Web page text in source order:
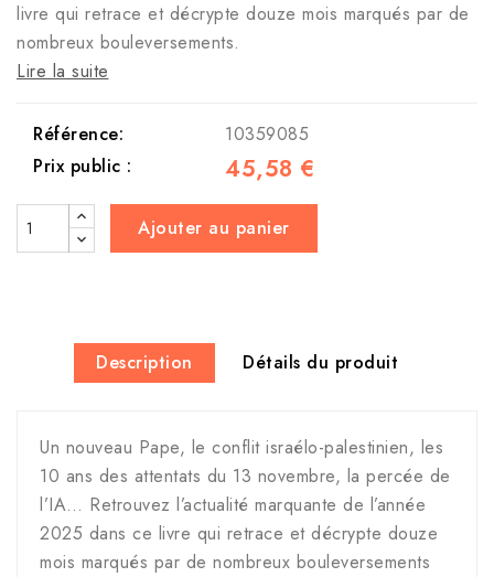
livre qui retrace et décrypte douze mois marqués par de
nombreux bouleversements.
Lire la suite
Référence:
10359085
Prix public :
45,58 €
Ajouter au panier
Description Détails du produit
Un nouveau Pape, le conflit israélo-palestinien, les
10 ans des attentats du 13 novembre, la percée de
l’IA… Retrouvez l’actualité marquante de l’année
2025 dans ce livre qui retrace et décrypte douze
mois marqués par de nombreux bouleversements